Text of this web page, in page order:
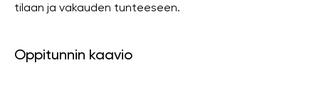
tilaan ja vakauden tunteeseen.
Oppitunnin kaavio